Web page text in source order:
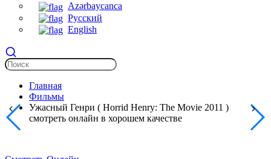
Azərbaycanca
Русский
English
Главная
Фильмы
Ужасный Генри ( Horrid Henry: The Movie 2011 )
смотреть онлайн в хорошем качестве